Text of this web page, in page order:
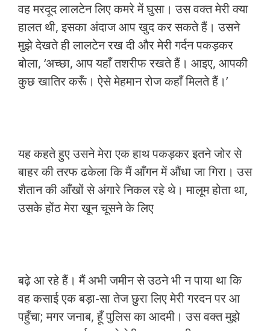
वह मरदूद लालटेन लिए कमरे में घुसा। उस वक्त मेरी क्या
हालत थी, इसका अंदाज आप खुद कर सकते हैं। उसने
मुझे देखते ही लालटेन रख दी और मेरी गर्दन पकड़कर
बोला, ‘अच्छा, आप यहाँ तशरीफ रखते हैं। आइए, आपकी
कुछ खातिर करूँ। ऐसे मेहमान रोज कहाँ मिलते हैं।’
यह कहते हुए उसने मेरा एक हाथ पकड़कर इतने जोर से
बाहर की तरफ ढकेला कि मैं आँगन में औंधा जा गिरा। उस
शैतान की आँखों से अंगारे निकल रहे थे। मालूम होता था,
उसके होंठ मेरा खून चूसने के लिए
बढ़े आ रहे हैं। मैं अभी जमीन से उठने भी न पाया था कि
वह कसाई एक बड़ा-सा तेज छुरा लिए मेरी गरदन पर आ
पहुँचा; मगर जनाब, हूँ पुलिस का आदमी। उस वक्त मुझे